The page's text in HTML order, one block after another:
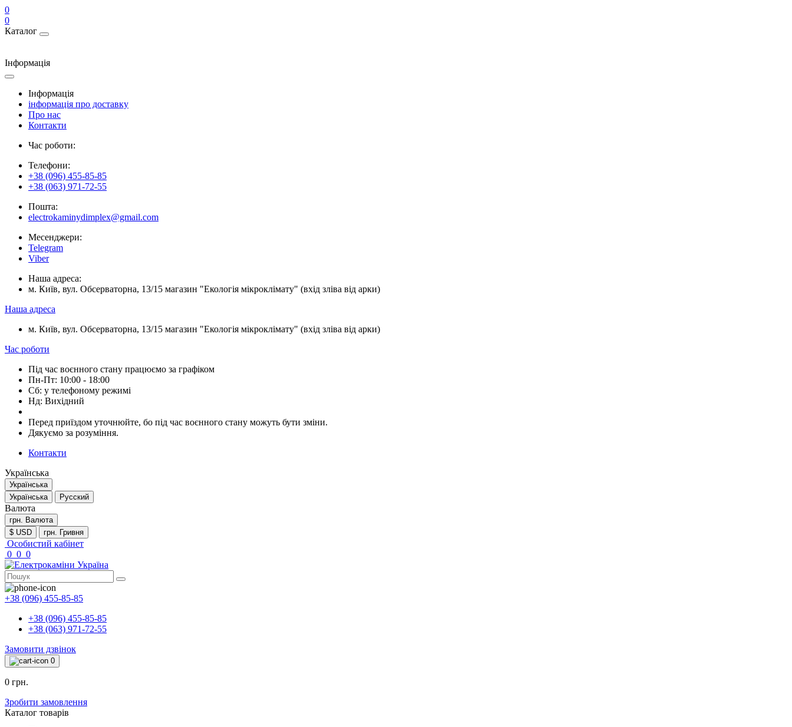
0
0
Каталог
Інформація
Інформація
інформація про доставку
Про нас
Контакти
Час роботи:
Телефони:
+38 (096) 455-85-85
+38 (063) 971-72-55
Пошта:
electrokaminydimplex@gmail.com
Месенджери:
Telegram
Viber
Наша адреса:
м. Київ, вул. Обсерваторна, 13/15 магазин "Екологія мікроклімату" (вхід зліва від арки)
Наша адреса
м. Київ, вул. Обсерваторна, 13/15 магазин "Екологія мікроклімату" (вхід зліва від арки)
Час роботи
Під час воєнного стану працюємо за графіком
Пн-Пт: 10:00 - 18:00
Сб: у телефоному режимі
Нд: Вихідний
Перед приїздом уточнюйте, бо під час воєнного стану можуть бути зміни.
Дякуємо за розуміння.
Контакти
Українська
Українська
Українська
Русский
Валюта
грн. Валюта
$ USD
грн. Гривня
Особистий кабінет
0 0 0
+38 (096) 455-85-85
+38 (096) 455-85-85
+38 (063) 971-72-55
Замовити дзвінок
0
0 грн.
Зробити замовлення
Каталог товарів